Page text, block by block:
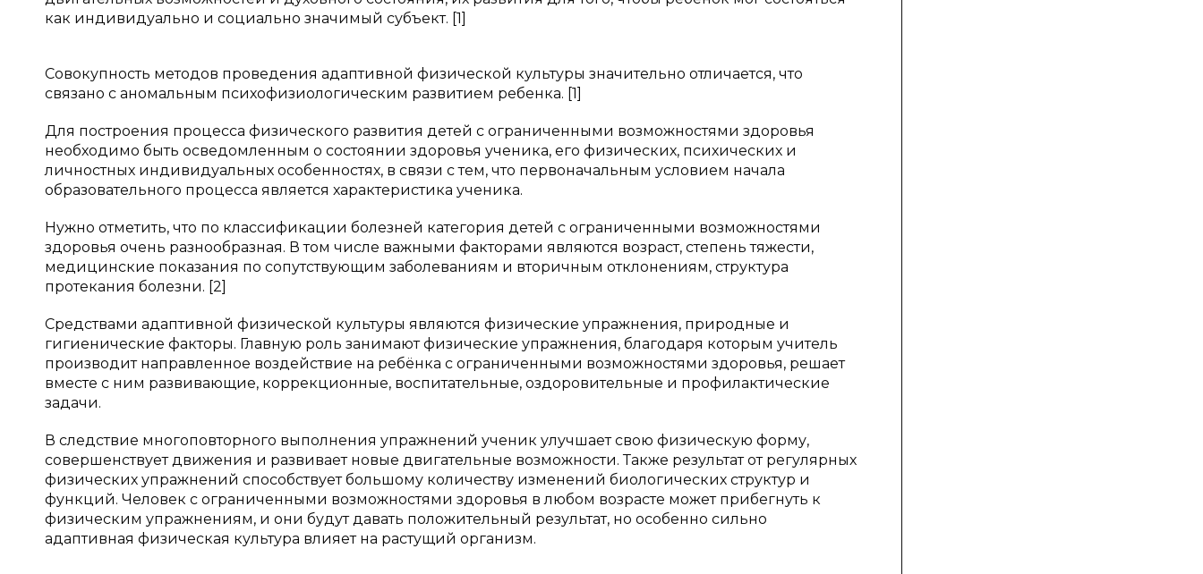
как индивидуально и социально значимый субъект. [1]
Совокупность методов проведения адаптивной физической культуры значительно отличается, что
связано с аномальным психофизиологическим развитием ребенка. [1]
Для построения процесса физического развития детей с ограниченными возможностями здоровья
необходимо быть осведомленным о состоянии здоровья ученика, его физических, психических и
личностных индивидуальных особенностях, в связи с тем, что первоначальным условием начала
образовательного процесса является характеристика ученика.
Нужно отметить, что по классификации болезней категория детей с ограниченными возможностями
здоровья очень разнообразная. В том числе важными факторами являются возраст, степень тяжести,
медицинские показания по сопутствующим заболеваниям и вторичным отклонениям, структура
протекания болезни. [2]
Средствами адаптивной физической культуры являются физические упражнения, природные и
гигиенические факторы. Главную роль занимают физические упражнения, благодаря которым учитель
производит направленное воздействие на ребёнка с ограниченными возможностями здоровья, решает
вместе с ним развивающие, коррекционные, воспитательные, оздоровительные и профилактические
задачи.
В следствие многоповторного выполнения упражнений ученик улучшает свою физическую форму,
совершенствует движения и развивает новые двигательные возможности. Также результат от регулярных
физических упражнений способствует большому количеству изменений биологических структур и
функций. Человек с ограниченными возможностями здоровья в любом возрасте может прибегнуть к
физическим упражнениям, и они будут давать положительный результат, но особенно сильно
адаптивная физическая культура влияет на растущий организм.